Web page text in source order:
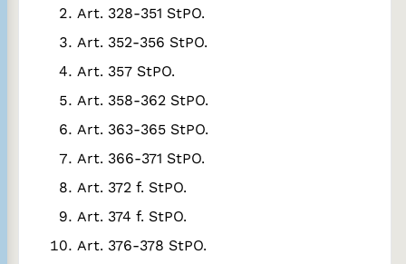
Art. 328-351 StPO.
Art. 352-356 StPO.
Art. 357 StPO.
Art. 358-362 StPO.
Art. 363-365 StPO.
Art. 366-371 StPO.
Art. 372 f. StPO.
Art. 374 f. StPO.
Art. 376-378 StPO.